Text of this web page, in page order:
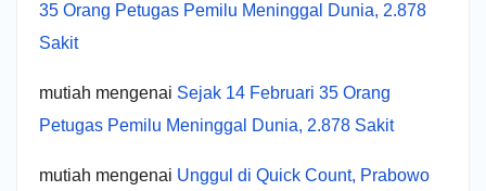
35 Orang Petugas Pemilu Meninggal Dunia, 2.878
Sakit
mutiah mengenai Sejak 14 Februari 35 Orang
Petugas Pemilu Meninggal Dunia, 2.878 Sakit
mutiah mengenai Unggul di Quick Count, Prabowo